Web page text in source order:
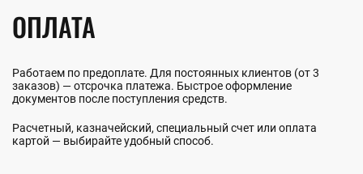
ОПЛАТА
Работаем по предоплате. Для постоянных клиентов (от 3
заказов) — отсрочка платежа. Быстрое оформление
документов после поступления средств.
Расчетный, казначейский, специальный счет или оплата
картой — выбирайте удобный способ.